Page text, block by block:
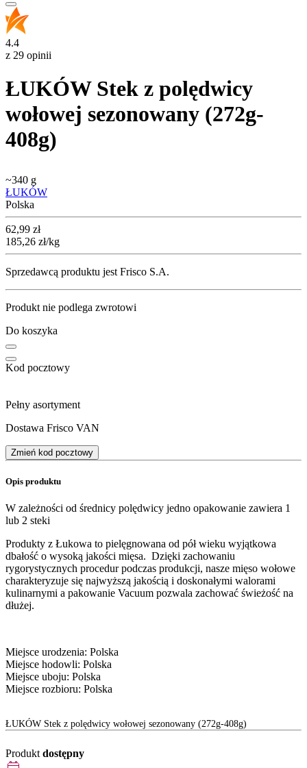
4.4
z 29 opinii
ŁUKÓW Stek z polędwicy
wołowej sezonowany (272g-
408g)
~340 g
ŁUKÓW
Polska
Cena
62,99 zł
185,26 zł/kg
Sprzedawcą produktu jest Frisco S.A.
Produkt nie podlega zwrotowi
Do koszyka
Kod pocztowy
Pełny asortyment
Dostawa Frisco VAN
Zmień kod pocztowy
Opis produktu
W zależności od średnicy polędwicy jedno opakowanie zawiera 1
lub 2 steki
Produkty z Łukowa to pielęgnowana od pół wieku wyjątkowa
dbałość o wysoką jakości mięsa. Dzięki zachowaniu
rygorystycznych procedur podczas produkcji, nasze mięso wołowe
charakteryzuje się najwyższą jakością i doskonałymi walorami
kulinarnymi a pakowanie Vacuum pozwala zachować świeżość na
dłużej.
Miejsce urodzenia: Polska
Miejsce hodowli: Polska
Miejsce uboju: Polska
Miejsce rozbioru: Polska
ŁUKÓW Stek z polędwicy wołowej sezonowany (272g-408g)
Produkt dostępny